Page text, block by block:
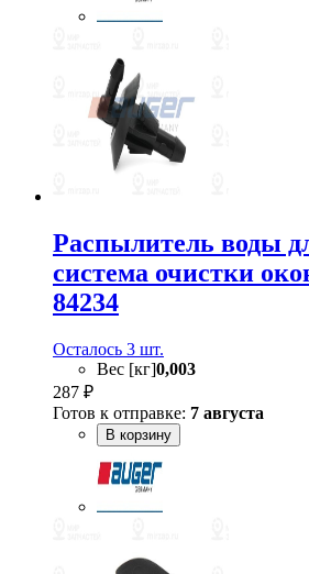
Распылитель воды
система очистки
84234
Осталось 3 шт.
Вес [кг]0,003
287 ₽
Готов к отправке: 7 августа
В корзину